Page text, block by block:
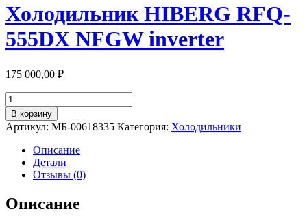
Холодильник HIBERG RFQ-
555DX NFGW inverter
175 000,00 ₽
Количество
товара
Холодильник
HIBERG
RFQ-
555DX
NFGW
inverter
В корзину
Артикул: МБ-00618335 Категория: Холодильники
Описание
Детали
Отзывы (0)
Описание